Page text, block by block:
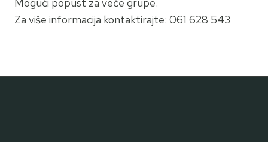
Mogući popust za veće grupe.
Za više informacija kontaktirajte: 061 628 543